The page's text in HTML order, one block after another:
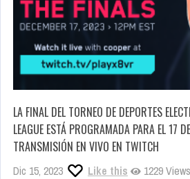
LA FINAL DEL TORNEO DE DEPORTES
LEAGUE ESTÁ PROGRAMADA PARA EL 17
TRANSMISIÓN EN VIVO EN TWITCH
Dic 15, 2023 Like this 1229 Views